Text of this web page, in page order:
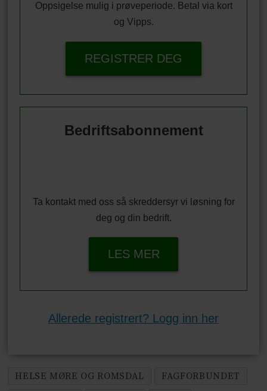
Oppsigelse mulig i prøveperiode. Betal via kort
og Vipps.
REGISTRER DEG
Bedriftsabonnement
Ta kontakt med oss så skreddersyr vi løsning for
deg og din bedrift.
LES MER
Allerede registrert? Logg inn her
HELSE MØRE OG ROMSDAL
FAGFORBUNDET